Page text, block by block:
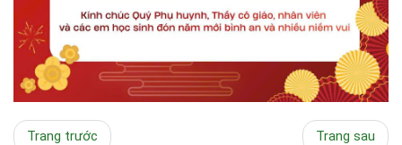
Trang trước Trang sau